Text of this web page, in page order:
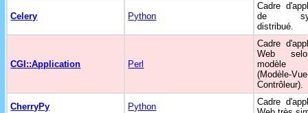
Celery Python
Cadre
de
distribué.
CGI::Application Perl
Cadre
Web
(Modèle-
Contrôleur).
CherryPy Python
Cadre